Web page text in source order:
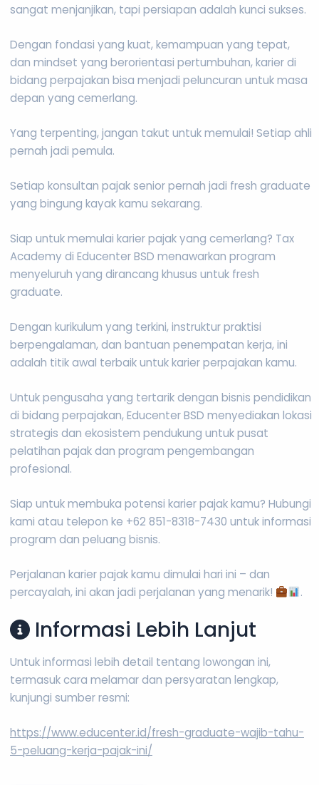
sangat menjanjikan, tapi persiapan adalah kunci sukses.
Dengan fondasi yang kuat, kemampuan yang tepat,
dan mindset yang berorientasi pertumbuhan, karier di
bidang perpajakan bisa menjadi peluncuran untuk masa
depan yang cemerlang.
Yang terpenting, jangan takut untuk memulai! Setiap ahli
pernah jadi pemula.
Setiap konsultan pajak senior pernah jadi fresh graduate
yang bingung kayak kamu sekarang.
Siap untuk memulai karier pajak yang cemerlang? Tax
Academy di Educenter BSD menawarkan program
menyeluruh yang dirancang khusus untuk fresh
graduate.
Dengan kurikulum yang terkini, instruktur praktisi
berpengalaman, dan bantuan penempatan kerja, ini
adalah titik awal terbaik untuk karier perpajakan kamu.
Untuk pengusaha yang tertarik dengan bisnis pendidikan
di bidang perpajakan, Educenter BSD menyediakan lokasi
strategis dan ekosistem pendukung untuk pusat
pelatihan pajak dan program pengembangan
profesional.
Siap untuk membuka potensi karier pajak kamu? Hubungi
kami atau telepon ke +62 851-8318-7430 untuk informasi
program dan peluang bisnis.
Perjalanan karier pajak kamu dimulai hari ini – dan
percayalah, ini akan jadi perjalanan yang menarik!
.
Informasi Lebih Lanjut
Untuk informasi lebih detail tentang lowongan ini,
termasuk cara melamar dan persyaratan lengkap,
kunjungi sumber resmi:
https://www.educenter.id/fresh-graduate-wajib-tahu-
5-peluang-kerja-pajak-ini/